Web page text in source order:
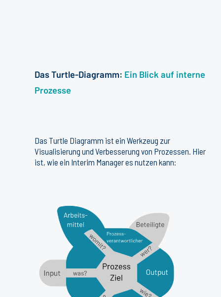
Das Turtle-Diagramm: Ein Blick auf interne
Prozesse​
Das Turtle Diagramm ist ein Werkzeug zur
Visualisierung und Verbesserung von Prozessen. Hier
ist, wie ein Interim Manager es nutzen kann: